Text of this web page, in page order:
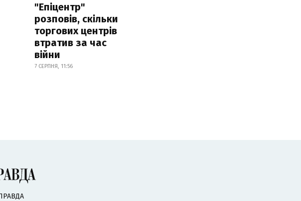
"Епіцентр"
розповів, скільки
торгових центрів
втратив за час
війни
7 СЕРПНЯ, 11:56